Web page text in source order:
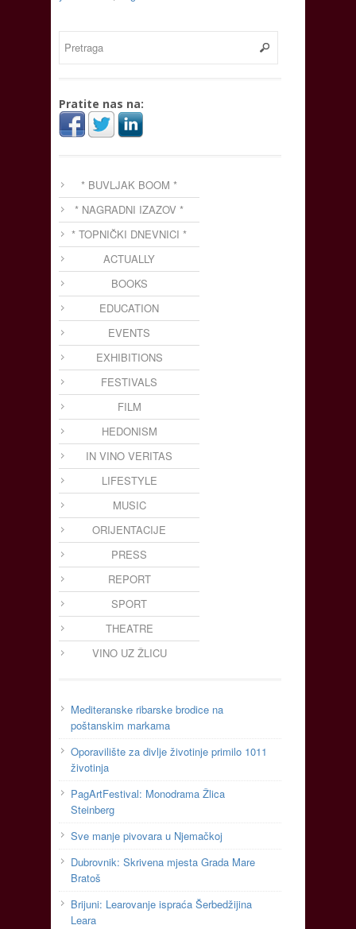
Pratite nas na:
* BUVLJAK BOOM *
* NAGRADNI IZAZOV *
* TOPNIČKI DNEVNICI *
ACTUALLY
BOOKS
EDUCATION
EVENTS
EXHIBITIONS
FESTIVALS
FILM
HEDONISM
IN VINO VERITAS
LIFESTYLE
MUSIC
ORIJENTACIJE
PRESS
REPORT
SPORT
THEATRE
VINO UZ ŽLICU
Mediteranske ribarske brodice na
poštanskim markama
Oporavilište za divlje životinje primilo 1011
životinja
PagArtFestival: Monodrama Žlica
Steinberg
Sve manje pivovara u Njemačkoj
Dubrovnik: Skrivena mjesta Grada Mare
Bratoš
Brijuni: Learovanje ispraća Šerbedžijina
Leara